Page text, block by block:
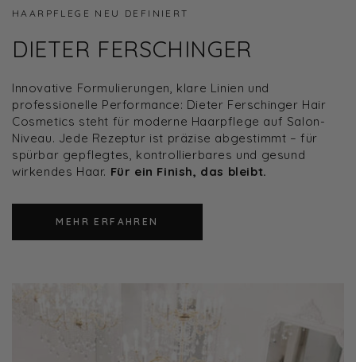
HAARPFLEGE NEU DEFINIERT
DIETER FERSCHINGER
Innovative Formulierungen, klare Linien und
professionelle Performance: Dieter Ferschinger Hair
Cosmetics steht für moderne Haarpflege auf Salon-
Niveau. Jede Rezeptur ist präzise abgestimmt – für
spürbar gepflegtes, kontrollierbares und gesund
wirkendes Haar. Für ein Finish, das bleibt.
MEHR ERFAHREN